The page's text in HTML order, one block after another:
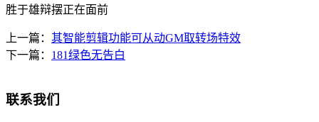
胜于雄辩摆正在面前
上一篇： 其智能剪辑功能可从动GM取转场特效
下一篇： 181绿色无告白
联系我们